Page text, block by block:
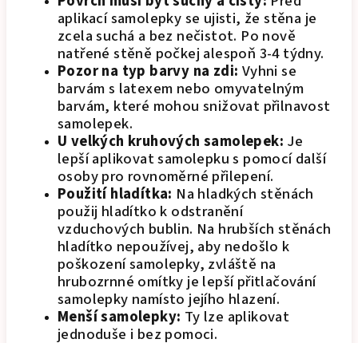
aplikací samolepky se ujisti, že stěna je
zcela suchá a bez nečistot. Po nově
natřené stěně počkej alespoň 3-4 týdny.
Pozor na typ barvy na zdi: Vyhni se
barvám s latexem nebo omyvatelným
barvám, které mohou snižovat přilnavost
samolepek.
U velkých kruhových samolepek: Je
lepší aplikovat samolepku s pomocí další
osoby pro rovnoměrné přilepení.
Použití hladítka: Na hladkých stěnách
použij hladítko k odstranění
vzduchových bublin. Na hrubších stěnách
hladítko nepoužívej, aby nedošlo k
poškození samolepky, zvláště na
hrubozrnné omítky je lepší přitlačování
samolepky namísto jejího hlazení.
Menší samolepky: Ty lze aplikovat
jednoduše i bez pomoci.